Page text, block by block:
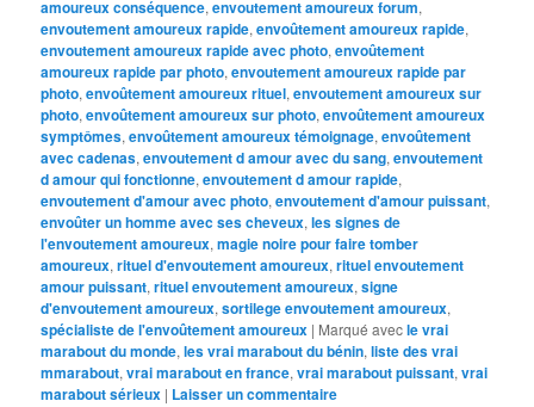
amoureux conséquence,envoutement amoureux forum,
envoutement amoureux rapide,envoûtement amoureux rapide,
envoutement amoureux rapide avec photo,envoûtement
amoureux rapide par photo,envoutement amoureux rapide par
photo,envoûtement amoureux rituel,envoutement amoureux sur
photo,envoûtement amoureux sur photo,envoûtement amoureux
symptômes,envoûtement amoureux témoignage,envoûtement
avec cadenas,envoutement d amour avec du sang,envoutement
d amour qui fonctionne,envoutement d amour rapide,
envoutement d'amour avec photo,envoutement d'amour puissant,
envoûter un homme avec ses cheveux,les signes de
l'envoutement amoureux,magie noire pour faire tomber
amoureux,rituel d'envoutement amoureux,rituel envoutement
amour puissant,rituel envoutement amoureux,signe
d'envoutement amoureux,sortilege envoutement amoureux,
spécialiste de l'envoûtement amoureux | Marqué avecle vrai
marabout du monde,les vrai marabout du bénin,liste des vrai
mmarabout,vrai marabout en france,vrai marabout puissant,vrai
marabout sérieux | Laisser un commentaire